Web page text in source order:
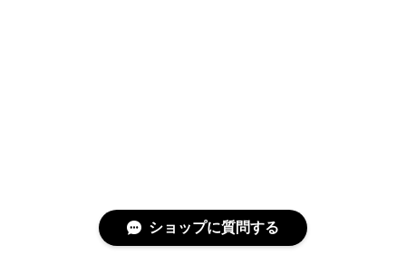
ショップに質問する